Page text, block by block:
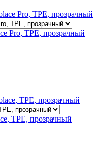
Pro, TPE, прозрачный
TPE, прозрачный